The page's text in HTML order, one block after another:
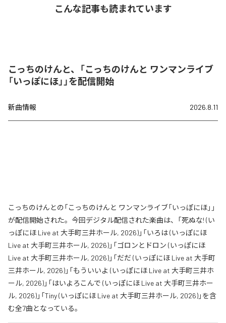
こんな記事も読まれています
こっちのけんと、「こっちのけんと ワンマンライブ
「いっぽにほ」」を配信開始
新曲情報 2026.8.11
こっちのけんとの「こっちのけんと ワンマンライブ「いっぽにほ」」
が配信開始された。今回デジタル配信された楽曲は、「死ぬな! (い
っぽにほ Live at 大手町三井ホール, 2026)」「いろは (いっぽにほ
Live at 大手町三井ホール, 2026)」「ゴロンとドロン (いっぽにほ
Live at 大手町三井ホール, 2026)」「だだ (いっぽにほ Live at 大手町
三井ホール, 2026)」「もういいよ (いっぽにほ Live at 大手町三井ホ
ール, 2026)」「はいよろこんで (いっぽにほ Live at 大手町三井ホー
ル, 2026)」「Tiny (いっぽにほ Live at 大手町三井ホール, 2026)」を含
む全7曲となっている。